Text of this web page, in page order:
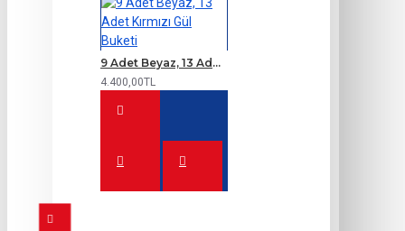
9 Adet Beyaz, 13 Adet Kırmızı Gül Buketi
4.400,00TL